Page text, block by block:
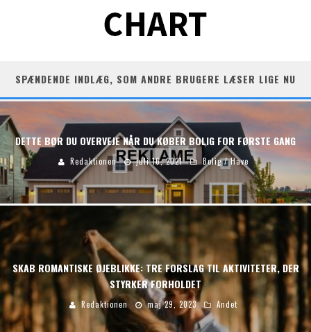
SPÆNDENDE INDLÆG, SOM ANDRE BRUGERE LÆSER LIGE NU
DETTE BØR DU OVERVEJE NÅR DU KØBER BOLIG FOR FØRSTE GANG
Redaktionen juli 16, 2021 Bolig / Have
SKAB ROMANTISKE ØJEBLIKKE: TRE FORSLAG TIL AKTIVITETER, DER
STYRKER FORHOLDET
Redaktionen maj 29, 2023 Andet